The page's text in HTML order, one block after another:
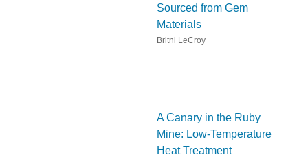
Sourced from Gem
Materials
Britni LeCroy
A Canary in the Ruby
Mine: Low-Temperature
Heat Treatment